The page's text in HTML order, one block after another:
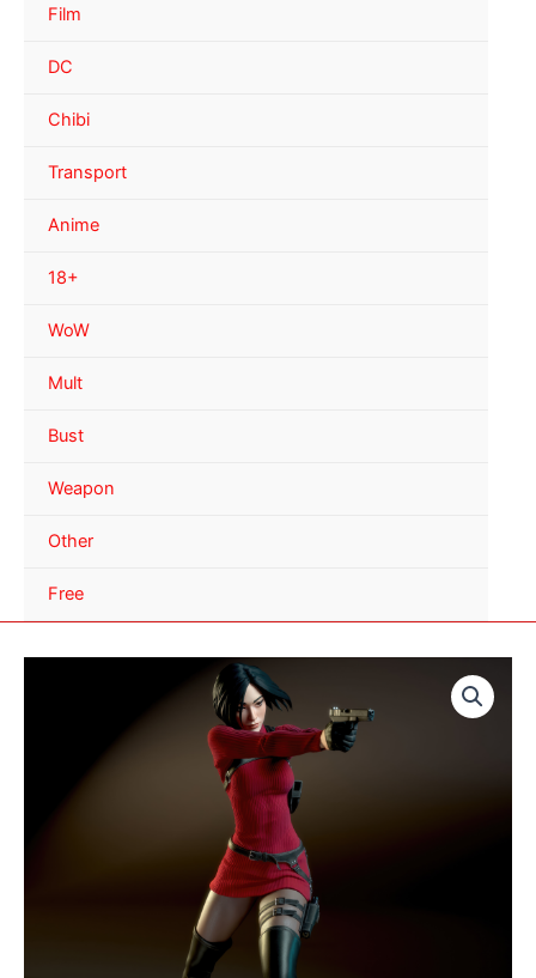
Film
DC
Chibi
Transport
Anime
18+
WoW
Mult
Bust
Weapon
Other
Free